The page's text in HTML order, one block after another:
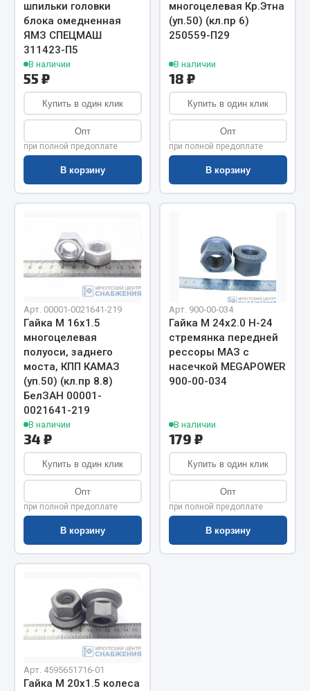
Весь раздел
Цепи подъёмные
Весь раздел
Кольца уплотнительные
Лента конвейерная
Патрубки
Прокладки
Рукава высокого давления
Показать ещё
Весь раздел
Автомобильная электрика
Автолампы
Блоки реле и предохранителей
Вилки нагрузочные
Выключатели и переключатели клавишные
Выключатели кнопочные
Выключатель массы
Показать ещё
Весь раздел
Запчасти на полуприцепы
Амортизаторы для полуприцепов
шпильки головки
блока омедненная
ЯМЗ СПЕЦМАШ
311423-П5
В наличии
55 ₽
Купить в один клик
Опт
при полной предоплате
В корзину
многоцелевая Кр.Этна
(уп.50) (кл.пр 6)
250559-П29
В наличии
18 ₽
Купить в один клик
Опт
при полной предоплате
В корзину
Арт. 00001-0021641-219
Гайка М 16х1.5
многоцелевая
полуоси, заднего
моста, КПП КАМАЗ
(уп.50) (кл.пр 8.8)
БелЗАН 00001-
0021641-219
В наличии
34 ₽
Купить в один клик
Опт
при полной предоплате
В корзину
Арт. 900-00-034
Гайка М 24х2.0 H-24
стремянка передней
рессоры МАЗ с
насечкой MEGAPOWER
900-00-034
В наличии
179 ₽
Купить в один клик
Опт
при полной предоплате
В корзину
Арт. 4595651716-01
Гайка М 20х1.5 колеса